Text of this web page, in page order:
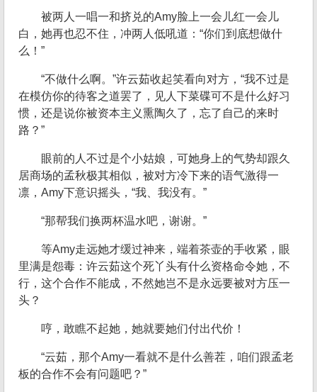
被两人一唱一和挤兑的Amy脸上一会儿红一会儿
白，她再也忍不住，冲两人低吼道：“你们到底想做什
么！”
“不做什么啊。”许云茹收起笑看向对方，“我不过是
在模仿你的待客之道罢了，见人下菜碟可不是什么好习
惯，还是说你被资本主义熏陶久了，忘了自己的来时
路？”
眼前的人不过是个小姑娘，可她身上的气势却跟久
居商场的孟秋极其相似，被对方冷下来的语气激得一
凛，Amy下意识摇头，“我、我没有。”
“那帮我们换两杯温水吧，谢谢。”
等Amy走远她才缓过神来，端着茶壶的手收紧，眼
里满是怨毒：许云茹这个死丫头有什么资格命令她，不
行，这个合作不能成，不然她岂不是永远要被对方压一
头？
哼，敢瞧不起她，她就要她们付出代价！
“云茹，那个Amy一看就不是什么善茬，咱们跟孟老
板的合作不会有问题吧？”